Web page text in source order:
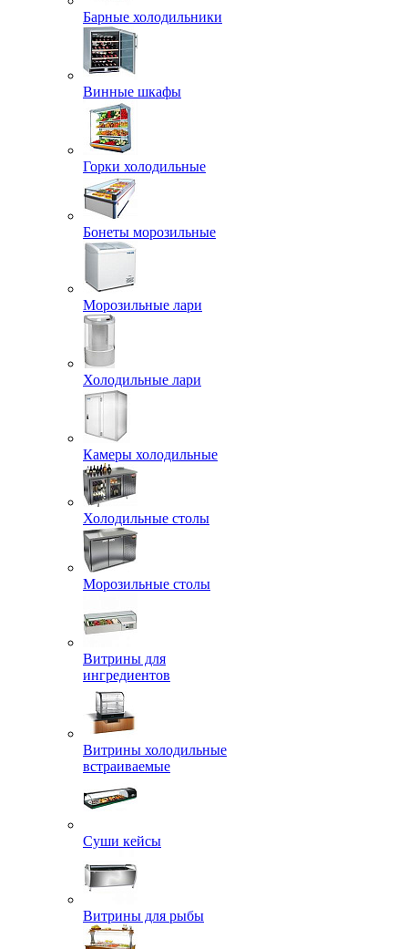
Барные холодильники
Винные шкафы
Горки холодильные
Бонеты морозильные
Морозильные лари
Холодильные лари
Камеры холодильные
Холодильные столы
Морозильные столы
Витрины для
ингредиентов
Витрины холодильные
встраиваемые
Суши кейсы
Витрины для рыбы